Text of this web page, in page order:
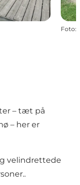
Foto:
– tæt på
– her er
velindrettede